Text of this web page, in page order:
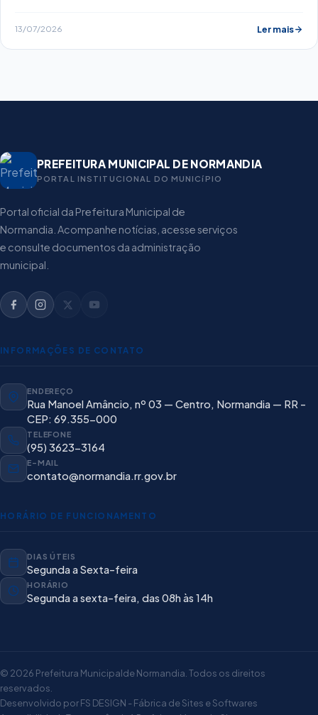
13/07/2026 Ler mais
PREFEITURA MUNICIPAL DE NORMANDIA
PORTAL INSTITUCIONAL DO MUNICíPIO
Portal oficial da Prefeitura Municipal de
Normandia. Acompanhe notícias, acesse serviços
e consulte documentos da administração
municipal.
INFORMAÇÕES DE CONTATO
ENDEREÇO
Rua Manoel Amâncio, nº 03 — Centro, Normandia — RR -
CEP: 69.355-000
TELEFONE
(95) 3623-3164
E-MAIL
contato@normandia.rr.gov.br
HORÁRIO DE FUNCIONAMENTO
DIAS ÚTEIS
Segunda a Sexta-feira
HORÁRIO
Segunda a sexta-feira, das 08h às 14h
© 2026 Prefeitura Municipalde Normandia. Todos os direitos
reservados.
Desenvolvido por FS DESIGN - Fábrica de Sites e Softwares